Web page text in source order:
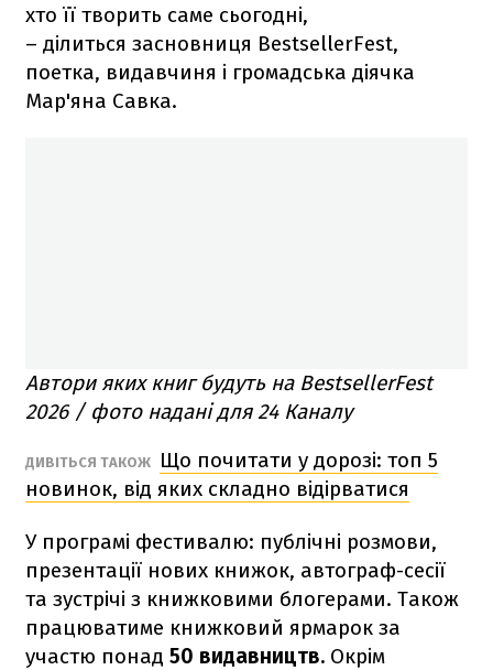
хто її творить саме сьогодні,
– ділиться засновниця BestsellerFest,
поетка, видавчиня і громадська діячка
Мар'яна Савка.
Автори яких книг будуть на BestsellerFest
2026 / фото надані для 24 Каналу
ДИВІТЬСЯ ТАКОЖ
Що почитати у дорозі: топ 5
новинок, від яких складно відірватися
У програмі фестивалю: публічні розмови,
презентації нових книжок, автограф-сесії
та зустрічі з книжковими блогерами. Також
працюватиме книжковий ярмарок за
участю понад 50 видавництв. Окрім